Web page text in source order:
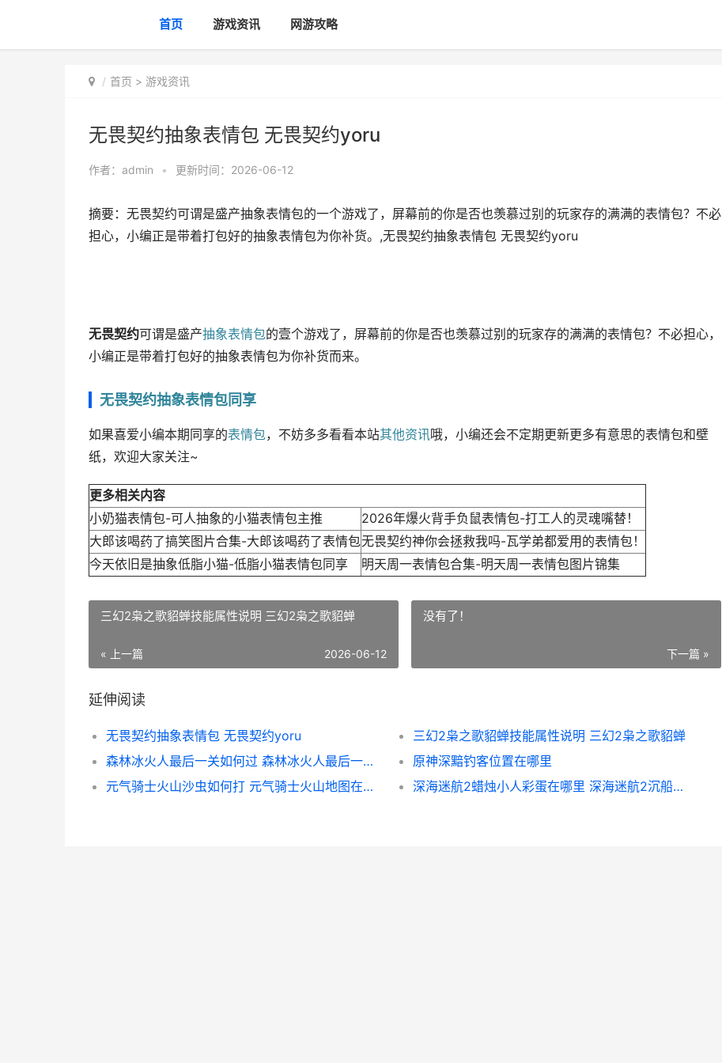
首页 游戏资讯 网游攻略
首页 > 游戏资讯
无畏契约抽象表情包 无畏契约yoru
作者： admin • 更新时间：2026-06-12
摘要：无畏契约可谓是盛产抽象表情包的一个游戏了，屏幕前的你是否也羡慕过别的玩家存的满满的表情包？不必
担心，小编正是带着打包好的抽象表情包为你补货。,无畏契约抽象表情包 无畏契约yoru
无畏契约可谓是盛产抽象表情包的壹个游戏了，屏幕前的你是否也羡慕过别的玩家存的满满的表情包？不必担心，
小编正是带着打包好的抽象表情包为你补货而来。
无畏契约抽象表情包同享
如果喜爱小编本期同享的表情包，不妨多多看看本站其他资讯哦，小编还会不定期更新更多有意思的表情包和壁
纸，欢迎大家关注~
更多相关内容
小奶猫表情包-可人抽象的小猫表情包主推
2026年爆火背手负鼠表情包-打工人的灵魂嘴替！
大郎该喝药了搞笑图片合集-大郎该喝药了表情包无畏契约神你会拯救我吗-瓦学弟都爱用的表情包！
今天依旧是抽象低脂小猫-低脂小猫表情包同享
明天周一表情包合集-明天周一表情包图片锦集
三幻2枭之歌貂蝉技能属性说明 三幻2枭之歌貂蝉
« 上一篇 2026-06-12
没有了！
下一篇 »
延伸阅读
无畏契约抽象表情包 无畏契约yoru
三幻2枭之歌貂蝉技能属性说明 三幻2枭之歌貂蝉
森林冰火人最后一关如何过 森林冰火人最后一关三个小球
原神深黯钓客位置在哪里
元气骑士火山沙虫如何打 元气骑士火山地图在第几关
深海迷航2蜡烛小人彩蛋在哪里 深海迷航2沉船打捞物在哪